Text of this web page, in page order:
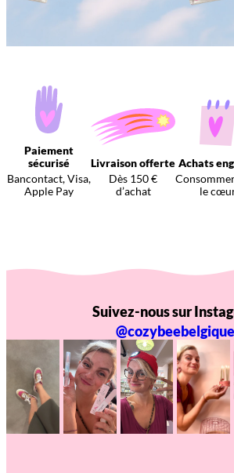
Paiement
sécurisé
Bancontact, Visa,
Apple Pay
Livraison offerte
Dès 150 €
d’achat
Achats
le
Suivez-nous sur
@cozybeebelgique